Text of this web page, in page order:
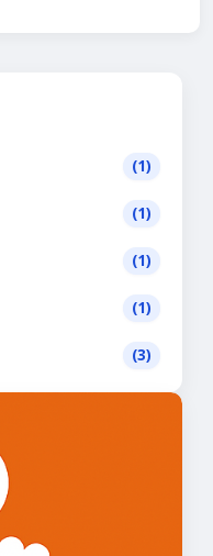
(1)
(1)
(1)
(1)
(3)